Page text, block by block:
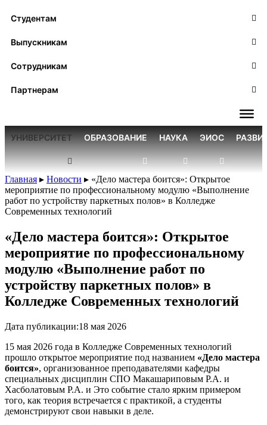
Студентам
Выпускникам
Сотрудникам
Партнерам
УНИВЕРСИТЕТ ОБРАЗОВАНИЕ НАУКА ЭИОС
Главная ▸ Новости ▸ «Дело мастера боится»: Открытое
мероприятие по профессиональному модулю «Выполнение
работ по устройству паркетных полов» в Колледже
Современных технологий
«Дело мастера боится»: Открытое
мероприятие по профессиональному
модулю «Выполнение работ по
устройству паркетных полов» в
Колледже Современных технологий
Дата публикации:18 мая 2026
15 мая 2026 года в Колледже Современных технологий
прошло открытое мероприятие под названием «Дело мастера
боится», организованное преподавателями кафедры
специальных дисциплин СПО Макашариповым Р.А. и
Хасболатовым Р.А. и Это событие стало ярким примером
того, как теория встречается с практикой, а студенты
демонстрируют свои навыки в деле.